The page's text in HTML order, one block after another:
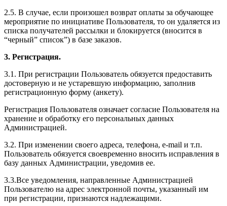
2.5. В случае, если произошел возврат оплаты за обучающее
мероприятие по инициативе Пользователя, то он удаляется из
списка получателей рассылки и блокируется (вносится в
“черный” список”) в базе заказов.
3. Регистрация.
3.1. При регистрации Пользователь обязуется предоставить
достоверную и не устаревшую информацию, заполнив
регистрационную форму (анкету).
Регистрация Пользователя означает согласие Пользователя на
хранение и обработку его персональных данных
Администрацией.
3.2. При изменении своего адреса, телефона, e-mail и т.п.
Пользователь обязуется своевременно вносить исправления в
базу данных Администрации, уведомив ее.
3.3.Все уведомления, направленные Администрацией
Пользователю на адрес электронной почты, указанный им
при регистрации, признаются надлежащими.